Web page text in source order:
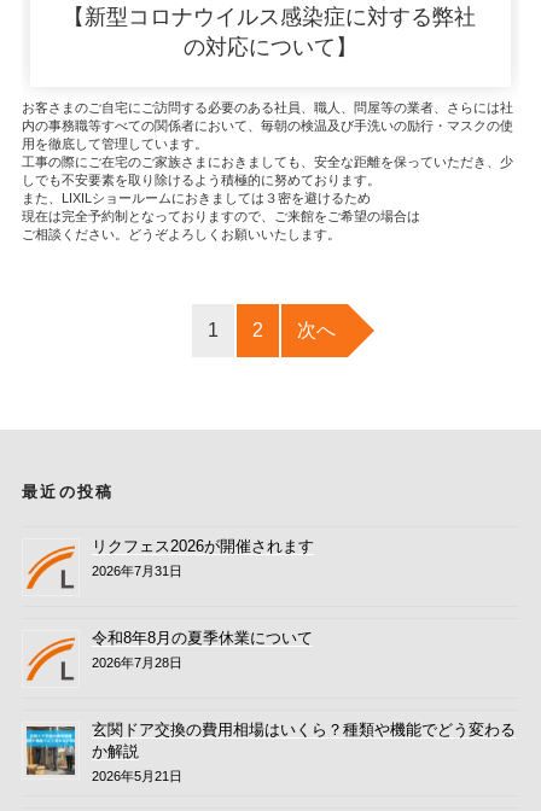
稿
日:
【新型コロナウイルス感染症に対する弊社
の対応について】
お客さまのご自宅にご訪問する必要のある社員、職人、問屋等の業者、さらには社
内の事務職等すべての関係者において、毎朝の検温及び手洗いの励行・マスクの使
用を徹底して管理しています。
工事の際にご在宅のご家族さまにおきましても、安全な距離を保っていただき、少
しでも不安要素を取り除けるよう積極的に努めております。
また、LIXILショールームにおきましては３密を避けるため
現在は完全予約制となっておりますので、ご来館をご希望の場合は
ご相談ください。どうぞよろしくお願いいたします。
1 2 次へ
最近の投稿
リクフェス2026が開催されます
2026年7月31日
令和8年8月の夏季休業について
2026年7月28日
玄関ドア交換の費用相場はいくら？種類や機能でどう変わる
か解説
2026年5月21日